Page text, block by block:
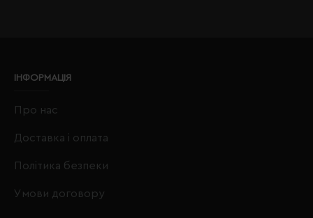
ІНФОРМАЦІЯ
Про нас
Доставка і оплата
Політика безпеки
Умови договору